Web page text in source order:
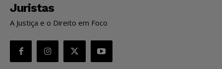
Juristas
A Justiça e o Direito em Foco